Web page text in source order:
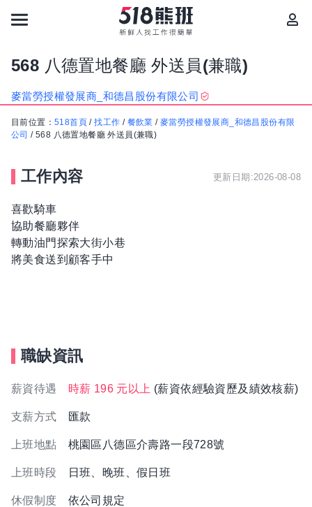
568 八德置地餐廳 外送員(兼職)
麥當勞授權發展商_和德昌股份有限公司
目前位置： 518首頁 /找工作 / 餐飲業 /麥當勞授權發展商_和德昌股份有限
公司 /568 八德置地餐廳 外送員(兼職)
工作內容 更新日期:2026-08-08
喜歡騎車
協助餐廳夥伴
轉動油門探索大街小巷
將美食送到顧客手中
職缺資訊
薪資待遇 時薪 196 元以上 (薪資依經驗資歷及績效核薪)
支薪方式 匯款
上班地點 桃園區八德區介壽路一段728號
上班時段 日班、晚班、假日班
休假制度 依公司規定